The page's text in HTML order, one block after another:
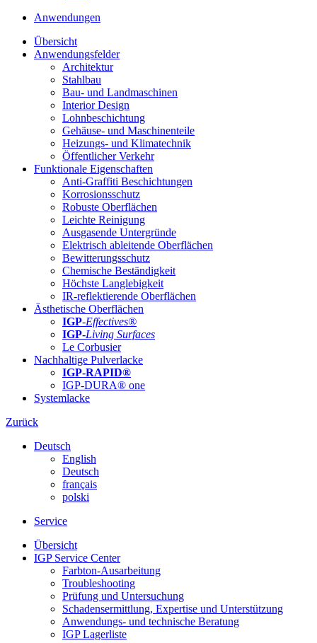
Anwendungen
Übersicht
Anwendungsfelder
Architektur
Stahlbau
Bau- und Landmaschinen
Interior Design
Lohnbeschichtung
Gehäuse- und Maschinenteile
Heizungs- und Klimatechnik
Öffentlicher Verkehr
Funktionale Eigenschaften
Anti-Graffiti Beschichtungen
Korrosionsschutz
Robuste Oberflächen
Leichte Reinigung
Ausgasende Untergründe
Elektrisch ableitende Oberflächen
Bewitterungsschutz
Chemische Beständigkeit
Höchste Langlebigkeit
IR-reflektierende Oberflächen
Ästhetische Oberflächen
IGP-Effectives®
IGP-Living Surfaces
Le Corbusier
Nachhaltige Pulverlacke
IGP-RAPID®
IGP-DURA® one
Systemlacke
Zurück
Deutsch
English
Deutsch
français
polski
Service
Übersicht
IGP Service Center
Farbton-Ausarbeitung
Troubleshooting
Prüfung und Untersuchung
Schadensermittlung, Expertise und Unterstützung
Anwendungs- und technische Beratung
IGP Lagerliste